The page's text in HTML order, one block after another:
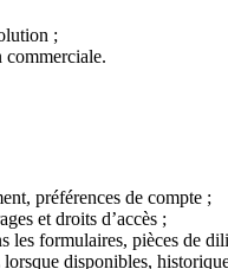
;
commerciale.
préférences de compte ;
et droits d’accès ;
les formulaires, pièces de
disponibles,